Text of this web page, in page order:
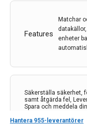
Features
Matchar
enheter
Säkerställa säkerhet,
samt åtgärda fel,
Spara och meddela
Hantera 955-leverantörer
Kontakt
c/o Forskaren
Hagaplan 4
nis@pharma-